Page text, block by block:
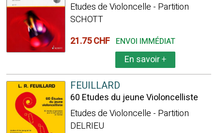
Etudes de Violoncelle - Partition
SCHOTT
21.75 CHF ENVOI IMMÉDIAT
En savoir+
FEUILLARD
60 Etudes du jeune Violoncelliste
Etudes de Violoncelle - Partition
DELRIEU